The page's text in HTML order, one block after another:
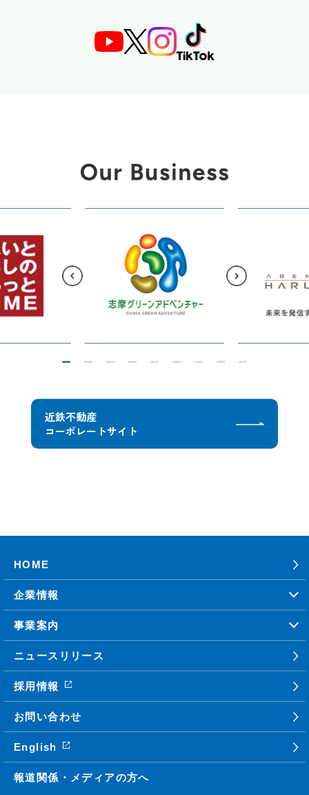
近鉄不動産
コーポレートサイト
HOME
企業情報
事業案内
ニュースリリース
採用情報
お問い合わせ
English
報道関係・メディアの方へ